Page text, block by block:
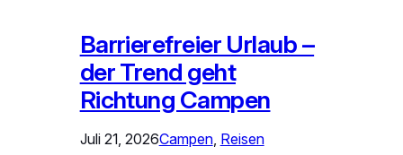
Barrierefreier Urlaub –
der Trend geht
Richtung Campen
Juli 21, 2026Campen, Reisen